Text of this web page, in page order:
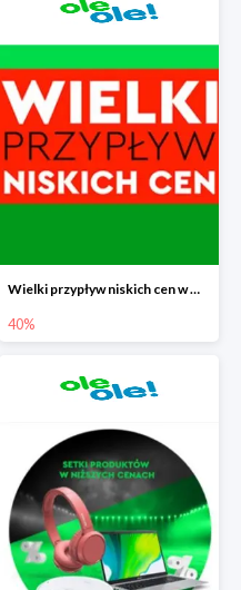
Wielki przypływ niskich cen w OleOle! do -40%
40%